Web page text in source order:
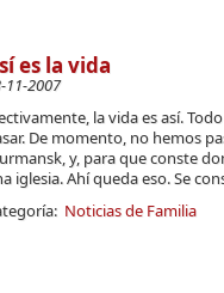
es la vida
11-2007
la vida es así.
De momento, no hemos
y, para que conste
iglesia. Ahí queda eso. Se
Noticias de Familia